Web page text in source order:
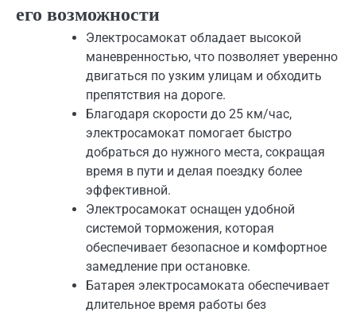
его возможности
Электросамокат обладает высокой
маневренностью, что позволяет уверенно
двигаться по узким улицам и обходить
препятствия на дороге.
Благодаря скорости до 25 км/час,
электросамокат помогает быстро
добраться до нужного места, сокращая
время в пути и делая поездку более
эффективной.
Электросамокат оснащен удобной
системой торможения, которая
обеспечивает безопасное и комфортное
замедление при остановке.
Батарея электросамоката обеспечивает
длительное время работы без